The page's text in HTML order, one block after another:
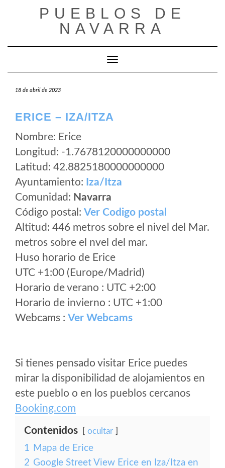
PUEBLOS DE
NAVARRA
Cambiar modo de navegación
18 de abril de 2023
ERICE – IZA/ITZA
Nombre: Erice
Longitud: -1.7678120000000000
Latitud: 42.8825180000000000
Ayuntamiento: Iza/Itza
Comunidad: Navarra
Código postal: Ver Codigo postal
Altitud: 446 metros sobre el nivel del Mar.
metros sobre el nvel del mar.
Huso horario de Erice
UTC +1:00 (Europe/Madrid)
Horario de verano : UTC +2:00
Horario de invierno : UTC +1:00
Webcams : Ver Webcams
Si tienes pensado visitar Erice puedes
mirar la disponibilidad de alojamientos en
este pueblo o en los pueblos cercanos
Booking.com
Contenidos ocultar
1 Mapa de Erice
2 Google Street View Erice en Iza/Itza en